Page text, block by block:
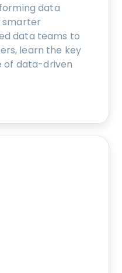
data
smarter
data teams to
learn the key
of data-driven